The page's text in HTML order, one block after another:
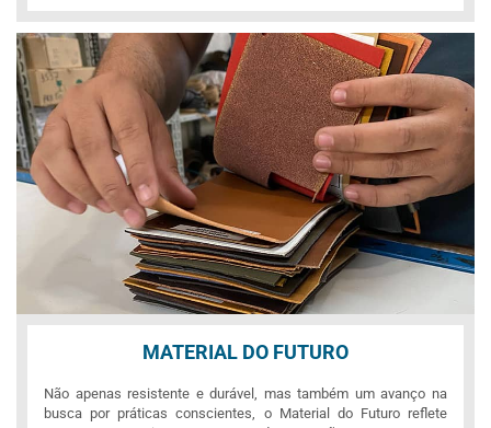
MATERIAL DO FUTURO
Não apenas resistente e durável, mas também um avanço na
busca por práticas conscientes, o Material do Futuro reflete